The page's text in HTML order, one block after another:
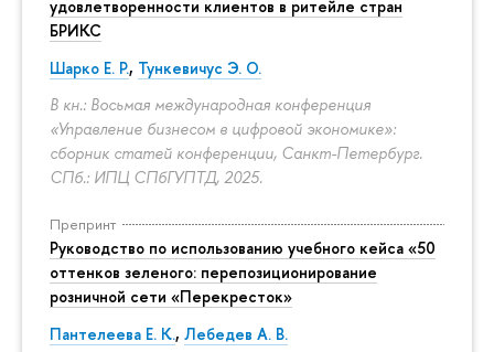
удовлетворенности клиентов в ритейле стран
БРИКС
Шарко Е. Р., Тункевичус Э. О.
В кн.: Восьмая международная конференция
«Управление бизнесом в цифровой экономике»:
сборник статей конференции, Санкт-Петербург.
СПб.: ИПЦ СПбГУПТД, 2025.
Препринт
Руководство по использованию учебного кейса «50
оттенков зеленого: перепозиционирование
розничной сети «Перекресток»
Пантелеева Е. К., Лебедев А. В.